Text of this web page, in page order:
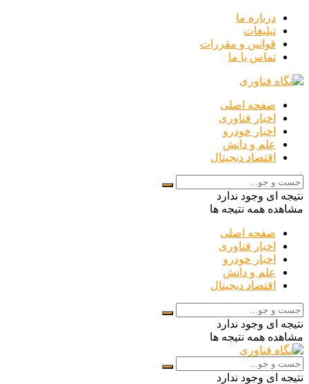
درباره ما
تبلیغات
قوانین و مقررات
تماس با ما
صفحه اصلی
اخبار فناوری
اخبار خودرو
علم و دانش
اقتصاد دیجیتال
نتیجه ای وجود ندارد
مشاهده همه نتیجه ها
صفحه اصلی
اخبار فناوری
اخبار خودرو
علم و دانش
اقتصاد دیجیتال
نتیجه ای وجود ندارد
مشاهده همه نتیجه ها
نتیجه ای وجود ندارد